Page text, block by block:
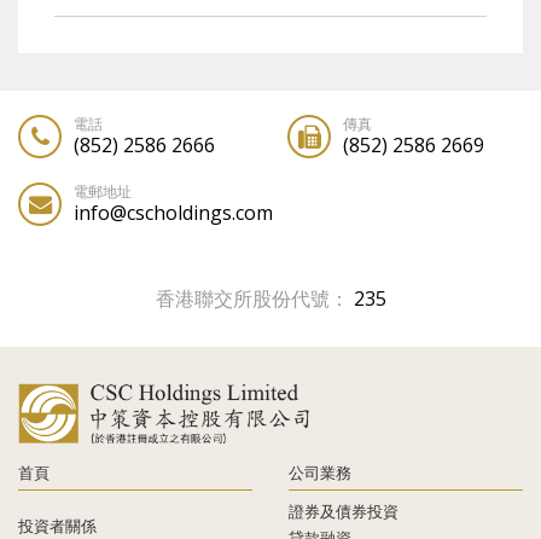
電話
(852) 2586 2666
傳真
(852) 2586 2669
電郵地址
info@cscholdings.com
香港聯交所股份代號： 235
首頁
公司業務
證券及債券投資
投資者關係